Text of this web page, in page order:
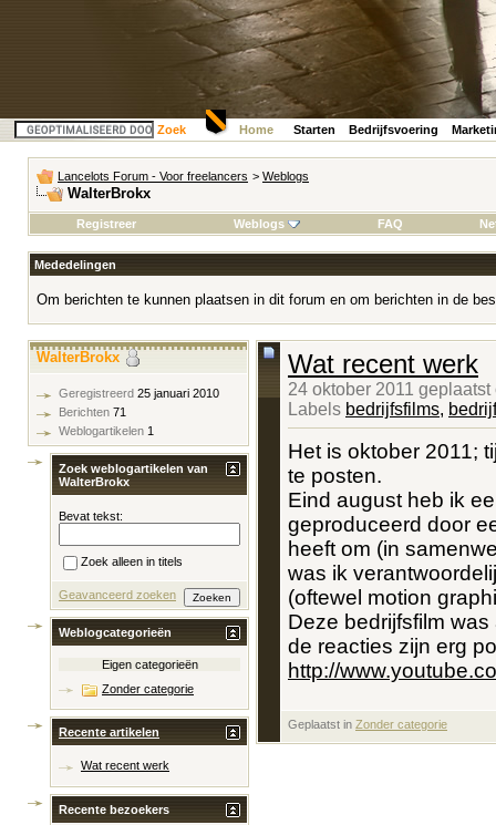
Zoek Home Starten Bedrijfsvoering
Lancelots Forum - Voor freelancers > Weblogs
WalterBrokx
Registreer Weblogs FAQ
Mededelingen
Om berichten te kunnen plaatsen in dit forum en om berichten in de
Wat recent werk
24 oktober 2011
Labels bedrijfsfilms,
Het is oktober 2011;
te posten.
Eind august heb ik
geproduceerd door
heeft om (in
was ik
(oftewel motion
Deze bedrijfsfilm
de reacties zijn erg
http://
Geplaatst in Zonder categorie
WalterBrokx
Geregistreerd 25 januari 2010
Berichten 71
Weblogartikelen 1
Zoek weblogartikelen van
WalterBrokx
Bevat tekst:
Zoek alleen in titels
Geavanceerd zoeken
Weblogcategorieën
Eigen categorieën
Zonder categorie
Recente artikelen
Wat recent werk
Recente bezoekers